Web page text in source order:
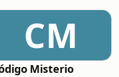
CM
Misterio